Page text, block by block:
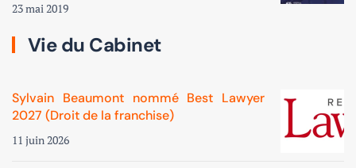
23 mai 2019
Vie du Cabinet
Sylvain Beaumont nommé Best Lawyer
2027 (Droit de la franchise)
11 juin 2026